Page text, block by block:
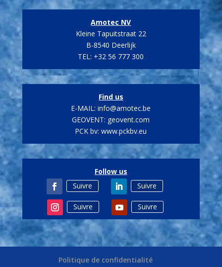
Amotec NV
Kleine Tapuitstraat 22
B-8540 Deerlijk
TEL: +32 56 777 300
Find us
E-MAIL:info@amotec.be
GEOVENT: geovent.com
PCK bv:www.pckbv.eu
Follow us
Suivre
Suivre
Suivre Suivre
Politique de confidentialité